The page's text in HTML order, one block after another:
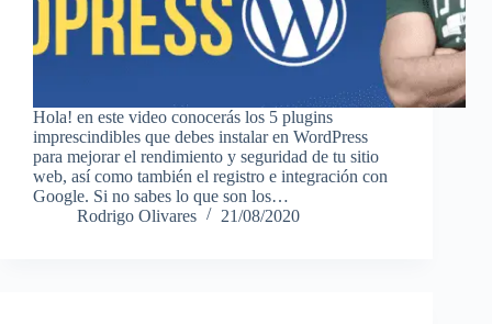
Hola! en este video conocerás los 5 plugins
imprescindibles que debes instalar en WordPress
para mejorar el rendimiento y seguridad de tu sitio
web, así como también el registro e integración con
Google. Si no sabes lo que son los…
Rodrigo Olivares
21/08/2020